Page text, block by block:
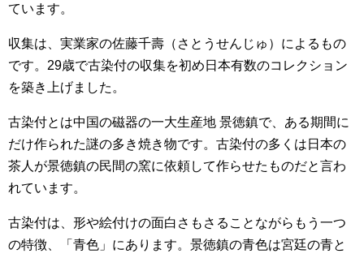
ています。
収集は、実業家の佐藤千壽（さとうせんじゅ）によるもの
です。29歳で古染付の収集を初め日本有数のコレクション
を築き上げました。
古染付とは中国の磁器の一大生産地 景徳鎮で、ある期間に
だけ作られた謎の多き焼き物です。古染付の多くは日本の
茶人が景徳鎮の民間の窯に依頼して作らせたものだと言わ
れています。
古染付は、形や絵付けの面白さもさることながらもう一つ
の特徴、「青色」にあります。景徳鎮の青色は宮廷の青と